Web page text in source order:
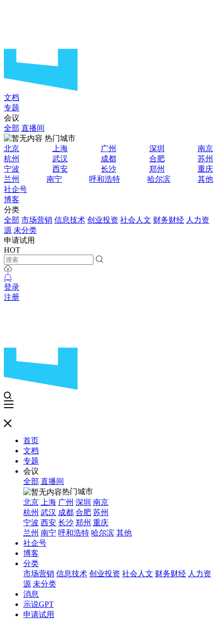
文档
专题
会议
全部 直播间
热门城市
北京
上海 广州 深圳
南京
杭州
武汉 成都 合肥
苏州
宁波
西安 长沙 郑州
重庆
兰州
南宁 呼和浩特 哈尔滨
其他
社企号
博客
分类
全部 市场营销 信息技术 创业投资 社会人文 财务财经 人力资
源 未分类
申请试用
HOT
登录
注册
首页
文档
专题
会议
全部 直播间
热门城市
北京
上海 广州 深圳 南京
杭州 武汉 成都 合肥 苏州
宁波 西安 长沙 郑州 重庆
兰州 南宁 呼和浩特 哈尔滨 其他
社企号
博客
分类
市场营销 信息技术 创业投资 社会人文 财务财经 人力资
源 未分类
消息
示说GPT
申请试用